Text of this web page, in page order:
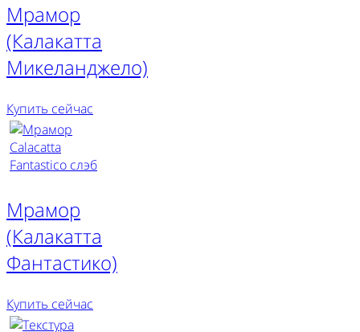
Мрамор
(Калакатта
Микеланджело)
Купить сейчас
Мрамор
(Калакатта
Фантастико)
Купить сейчас